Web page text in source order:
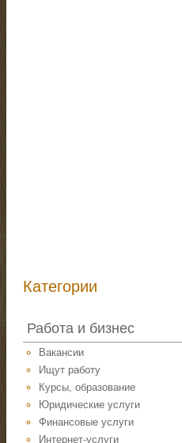
Категории
Работа и бизнес
Вакансии
Ищут работу
Курсы, образование
Юридические услуги
Финансовые услуги
Интернет-услуги